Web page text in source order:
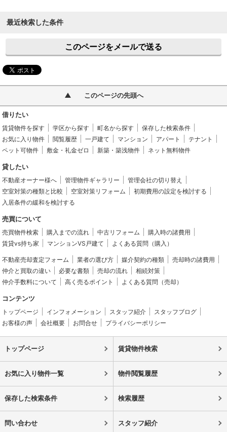
最近検索した条件
このページをメールで送る
このページの先頭へ
借りたい
賃貸物件を探す 学区から探す 町名から探す
保存した検索条件
お気に入り物件
閲覧履歴 一戸建て マンション アパート
テナント
ペット可物件
敷金・礼金ゼロ 新築・築浅物件 ネット無料物件
貸したい
不動産オーナー様へ 管理物件ギャラリー
管理会社の切り替え
空室対策の種類と比較
空室対策リフォーム
初期費用の設定を検討する
入居条件の緩和を検討する
売買について
売買物件検索 購入までの流れ 中古リフォーム
購入時の諸費用
賃貸vs持ち家
マンションVS戸建て よくある質問（購入）
不動産売却査定フォーム 業者の選び方 媒介契約の種類
売却時の諸費用
仲介と買取の違い
必要な書類 売却の流れ
相続対策
仲介手数料について
高く売るポイント よくある質問（売却）
コンテンツ
トップページ インフォメーション スタッフ紹介
スタッフブログ
お客様の声
会社概要 お問合せ プライバシーポリシー
トップページ 賃貸物件検索
お気に入り物件一覧 物件閲覧履歴
保存した検索条件 検索履歴
問い合わせ スタッフ紹介